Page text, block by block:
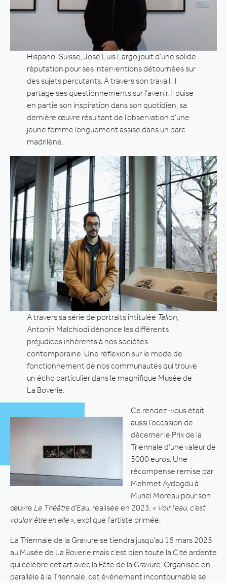
Hispano-Suisse, José Luis Largo jouit d’une solide
réputation pour ses interventions détournées sur
des sujets percutants. A travers son travail, il
partage ses questionnements sur l’avenir. Il puise
en partie son inspiration dans son quotidien, sa
dernière œuvre résultant de l’observation d’une
jeune femme longuement assise dans un parc
madrilène.
A travers sa série de portraits intitulée Talion,
Antonin Malchiodi dénonce les différents
préjudices inhérents à nos sociétés
contemporaine. Une réflexion sur le mode de
fonctionnement de nos communautés qui trouve
un écho particulier dans le magnifique Musée de
La Boverie.
Ce rendez-vous était
aussi l’occasion de
décerner le Prix de la
Triennale d’une valeur de
5000 euros. Une
récompense remise par
Mehmet Aydogdu à
Muriel Moreau pour son
œuvre Le Théâtre d’Eau , réalisée en 2023. « Voir l’eau, c’est
vouloir être en elle » , explique l’artiste primée.
La Triennale de la Gravure se tiendra jusqu’au 16 mars 2025
au Musée de La Boverie mais c’est bien toute la Cité ardente
qui célèbre cet art avec la Fête de la Gravure. Organisée en
parallèle à la Triennale, cet évènement incontournable se